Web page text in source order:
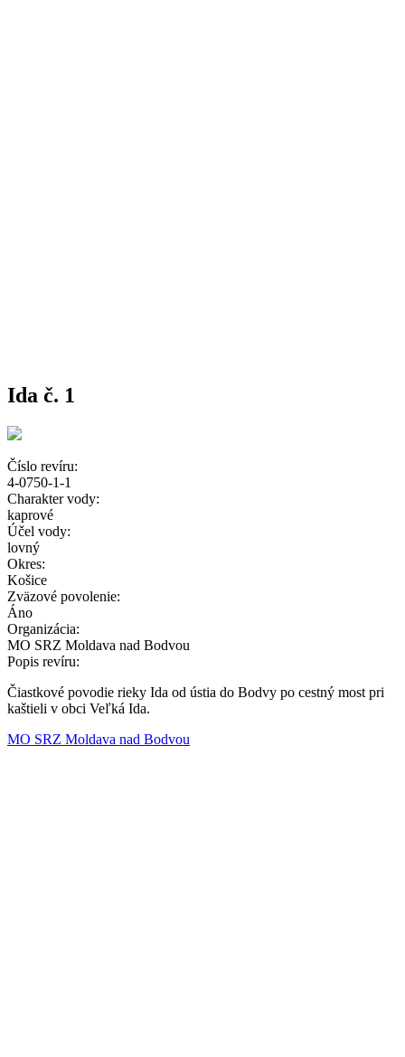
Ida č. 1
Číslo revíru:
4-0750-1-1
Charakter vody:
kaprové
Účel vody:
lovný
Okres:
Košice
Zväzové povolenie:
Áno
Organizácia:
MO SRZ Moldava nad Bodvou
Popis revíru:
Čiastkové povodie rieky Ida od ústia do Bodvy po cestný most pri
kaštieli v obci Veľká Ida.
MO SRZ Moldava nad Bodvou